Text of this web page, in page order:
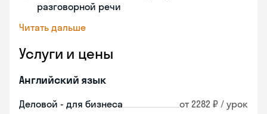
разговорной речи
Читать дальше
Услуги и цены
Английский язык
Деловой - для бизнеса от 2282 ₽ / урок